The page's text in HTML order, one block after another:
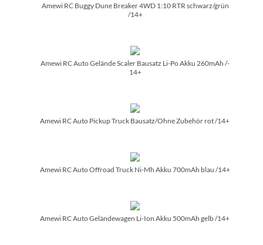
Amewi RC Buggy Dune Breaker 4WD 1:10 RTR schwarz/­grün
/­14+
Amewi RC Auto Gelände Scaler Bausatz Li-Po Akku 260mAh /­
14+
Amewi RC Auto Pickup Truck Bausatz/­Ohne Zubehör rot /­14+
Amewi RC Auto Offroad Truck Ni-Mh Akku 700mAh blau /­14+
Amewi RC Auto Geländewagen Li-Ion Akku 500mAh gelb /­14+